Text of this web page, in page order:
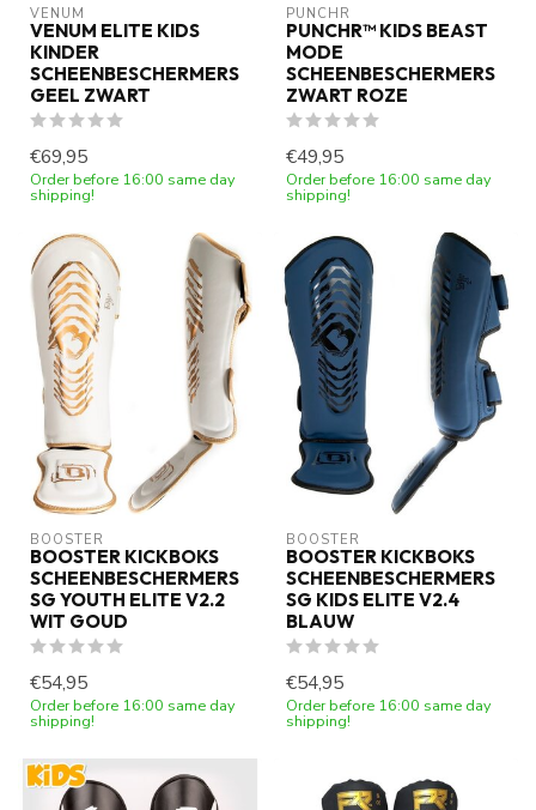
VENUM
VENUM ELITE KIDS
KINDER
SCHEENBESCHERMERS
GEEL ZWART
€69,95
Order before 16:00 same day
shipping!
PUNCHR
PUNCHR™ KIDS BEAST
MODE
SCHEENBESCHERMERS
ZWART ROZE
€49,95
Order before 16:00 same day
shipping!
BOOSTER
BOOSTER KICKBOKS
SCHEENBESCHERMERS
SG YOUTH ELITE V2.2
WIT GOUD
€54,95
Order before 16:00 same day
shipping!
BOOSTER
BOOSTER KICKBOKS
SCHEENBESCHERMERS
SG KIDS ELITE V2.4
BLAUW
€54,95
Order before 16:00 same day
shipping!